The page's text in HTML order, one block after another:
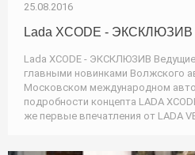
25.08.2016
Lada XCODE - ЭКСКЛЮЗИВ
Lada XCODE - ЭКСКЛЮЗИВ
главными новинками Волжского
Московском международном
подробности концепта LADA
же первые впечатления от LADA